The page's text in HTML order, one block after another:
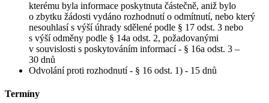
kterému byla informace poskytnuta částečně, aniž bylo
o zbytku žádosti vydáno rozhodnutí o odmítnutí, nebo který
nesouhlasí s výší úhrady sdělené podle § 17 odst. 3 nebo
s výší odměny podle § 14a odst. 2, požadovanými
v souvislosti s poskytováním informací - § 16a odst. 3 –
30 dnů
Odvolání proti rozhodnutí - § 16 odst. 1) - 15 dnů
Termíny